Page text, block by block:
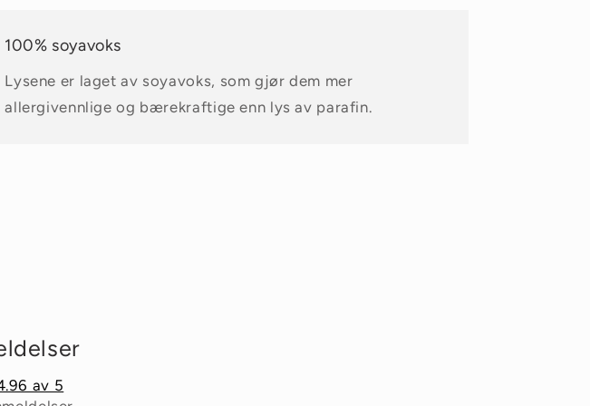
100% soyavoks
Lysene er laget av soyavoks, som gjør dem mer
allergivennlige og bærekraftige enn lys av parafin.
av 5